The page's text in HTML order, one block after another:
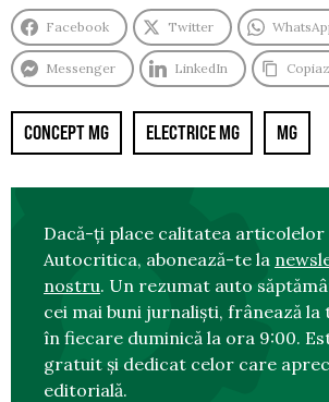
Facebook Twitter
Messenger LinkedIn
CONCEPT MG ELECTRICE MG MG
Dacă-ți place calitatea articolelor
Autocritica, abonează-te la
nostru. Un rezumat auto
cei mai buni jurnaliști, frânează
în fiecare duminică la ora 9:00.
gratuit și dedicat celor care
editorială.